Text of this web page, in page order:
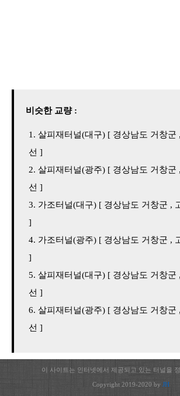
비슷한 교량 :
살피재터널(대구) [ 경상남도 거창군
선 ]
살피재터널(광주) [ 경상남도 거창군
선 ]
가조터널(대구) [ 경상남도 거창군 ,
]
가조터널(광주) [ 경상남도 거창군 ,
]
살피재터널(대구) [ 경상남도 거창군
선 ]
살피재터널(광주) [ 경상남도 거창군
선 ]
이 사이트는 인터넷에서 제공되고 있는 터널을
Copyright 2019-2020 by JH